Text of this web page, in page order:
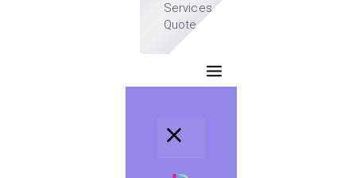
Services
Quote